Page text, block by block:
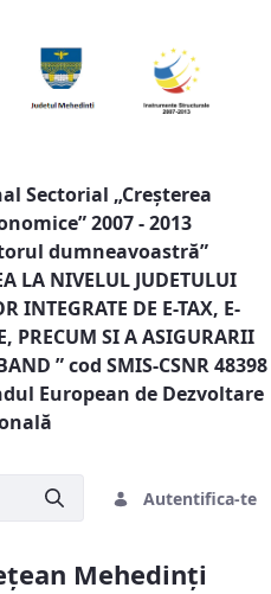
Sectorial „Creşterea
2007 - 2013
dumneavoastră”
LA NIVELUL JUDETULUI
INTEGRATE DE E-TAX, E-
PRECUM SI A ASIGURARII
” cod SMIS-CSNR 48398
European de Dezvoltare
Autentifica-te
Mehedinți